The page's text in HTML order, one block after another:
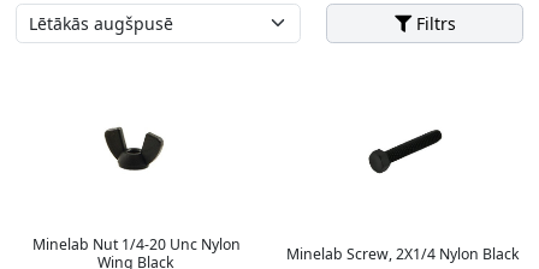
Filtrs
Minelab Nut 1/4-20 Unc Nylon
Wing Black
Minelab Screw, 2X1/4 Nylon Black